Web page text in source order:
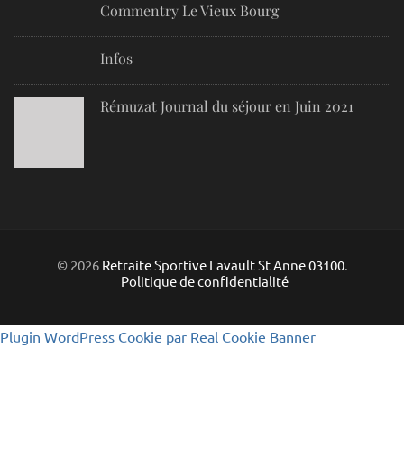
Commentry Le Vieux Bourg
Infos
Rémuzat Journal du séjour en Juin 2021
© 2026 Retraite Sportive Lavault St Anne 03100.
Politique de confidentialité
Plugin WordPress Cookie par Real Cookie Banner